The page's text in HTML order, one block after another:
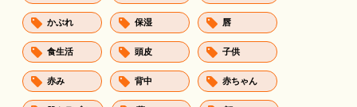
かぶれ 保湿 唇
食生活 頭皮 子供
赤み 背中 赤ちゃん